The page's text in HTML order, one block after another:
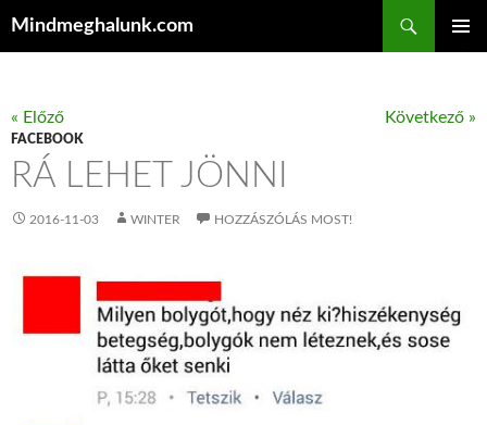
Mindmeghalunk.com
« Előző Következő »
FACEBOOK
RÁ LEHET JÖNNI
2016-11-03 WINTER HOZZÁSZÓLÁS MOST!